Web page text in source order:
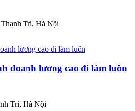
Trì, Hà Nội
doanh lương cao đi làm luôn
Trì, Hà Nội